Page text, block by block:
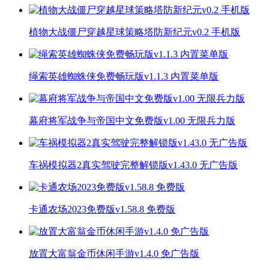
植物大战僵尸穿越星球策略塔防新纪元v0.2 手机版
绳索英雄蜘蛛侠免费畅玩版v1.1.3 内置菜单版
幕府将军战争与帝国中文免费版v1.00 无限兵力版
车祸模拟器2真实驾驶完整解锁版v1.43.0 无广告版
卡通农场2023免费版v1.58.8 免费版
放置大富翁金币休闲手游v1.4.0 免广告版